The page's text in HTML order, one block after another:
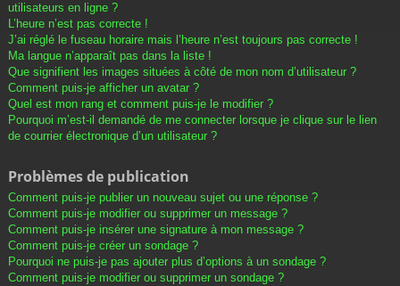
utilisateurs en ligne ?
L’heure n’est pas correcte !
J’ai réglé le fuseau horaire mais l’heure n’est toujours pas correcte !
Ma langue n’apparaît pas dans la liste !
Que signifient les images situées à côté de mon nom d’utilisateur ?
Comment puis-je afficher un avatar ?
Quel est mon rang et comment puis-je le modifier ?
Pourquoi m’est-il demandé de me connecter lorsque je clique sur le lien
de courrier électronique d’un utilisateur ?
Problèmes de publication
Comment puis-je publier un nouveau sujet ou une réponse ?
Comment puis-je modifier ou supprimer un message ?
Comment puis-je insérer une signature à mon message ?
Comment puis-je créer un sondage ?
Pourquoi ne puis-je pas ajouter plus d’options à un sondage ?
Comment puis-je modifier ou supprimer un sondage ?